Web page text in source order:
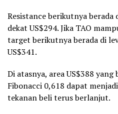
Resistance berikutnya berada
dekat US$294. Jika TAO
target berikutnya berada di
US$341.
Di atasnya, area US$388 yang
Fibonacci 0,618 dapat
tekanan beli terus berlanjut.